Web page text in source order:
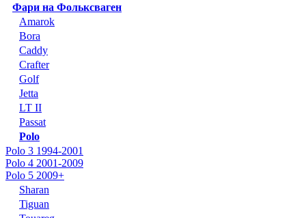
Фари на Фольксваген
Amarok
Bora
Caddy
Crafter
Golf
Jetta
LT II
Passat
Polo
Polo 3 1994-2001
Polo 4 2001-2009
Polo 5 2009+
Sharan
Tiguan